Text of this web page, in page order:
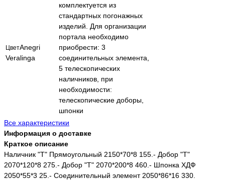
ЦветAnegri
Veralinga
комплектуется из
стандартных погонажных
изделий. Для организации
портала необходимо
приобрести: 3
соединительных элемента,
5 телескопических
наличников, при
необходимости:
телескопические доборы,
шпонки
Все характеристики
Информация о доставке
Краткое описание
Наличник "Т" Прямоугольный 2150*70*8 155.- Добор "Т"
2070*120*8 275.- Добор "Т" 2070*200*8 460.- Шпонка ХДФ
2050*55*3 25.- Соединительный элемент 2050*86*16 330.